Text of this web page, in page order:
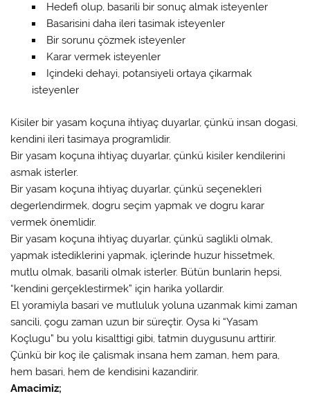
Hedefi olup, basarili bir sonuç almak isteyenler
Basarisini daha ileri tasimak isteyenler
Bir sorunu çözmek isteyenler
Karar vermek isteyenler
Içindeki dehayi, potansiyeli ortaya çikarmak
isteyenler
Kisiler bir yasam koçuna ihtiyaç duyarlar, çünkü insan dogasi,
kendini ileri tasimaya programlidir.
Bir yasam koçuna ihtiyaç duyarlar, çünkü kisiler kendilerini
asmak isterler.
Bir yasam koçuna ihtiyaç duyarlar, çünkü seçenekleri
degerlendirmek, dogru seçim yapmak ve dogru karar
vermek önemlidir.
Bir yasam koçuna ihtiyaç duyarlar, çünkü saglikli olmak,
yapmak istediklerini yapmak, içlerinde huzur hissetmek,
mutlu olmak, basarili olmak isterler. Bütün bunlarin hepsi,
“kendini gerçeklestirmek” için harika yollardir.
El yoramiyla basari ve mutluluk yoluna uzanmak kimi zaman
sancili, çogu zaman uzun bir süreçtir. Oysa ki “Yasam
Koçlugu” bu yolu kisalttigi gibi, tatmin duygusunu arttirir.
Çünkü bir koç ile çalismak insana hem zaman, hem para,
hem basari, hem de kendisini kazandirir.
Amacimiz;